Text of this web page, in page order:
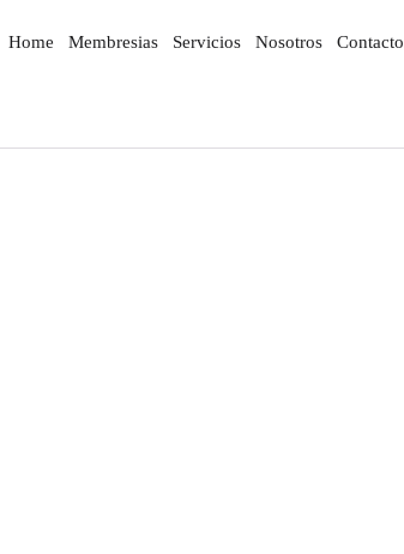
Home Membresias Servicios Nosotros Contacto